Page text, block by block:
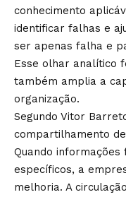
conhecimento
identificar falhas e
ser apenas falha e
Esse olhar analítico
também amplia a
organização.
Segundo Vitor
compartilhamento
Quando
específicos, a
melhoria. A